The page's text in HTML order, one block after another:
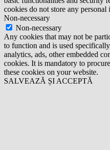
cookies do not store any personal
Non-necessary
Non-necessary
Any cookies that may not be
to function and is used
analytics, ads, other embedded
cookies. It is mandatory to
these cookies on your website.
SALVEAZĂ ȘI ACCEPTĂ